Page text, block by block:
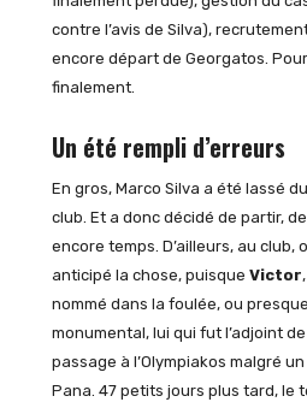
contre l’avis de Silva),
encore départ de Georgatos.
finalement.
Un été rempli d’erreurs
En gros, Marco Silva a été lassé
club. Et a donc décidé de partir,
encore temps. D’ailleurs, au club,
anticipé la chose, puisque Victor
nommé dans la foulée, ou
monumental, lui qui fut l’adjoint
passage à l’Olympiakos malgré
Pana. 47 petits jours plus tard, le